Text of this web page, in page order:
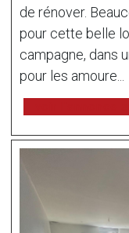
de rénover.
pour cette belle
campagne, dans
pour les amoure...